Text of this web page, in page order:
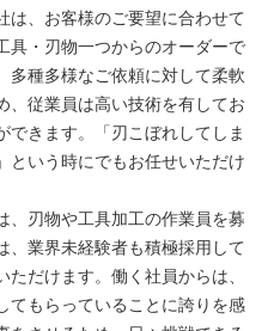
は、お客様のご要望に合わせて
具・刃物一つからのオーダーで
多種多様なご依頼に対して柔軟
、従業員は高い技術を有してお
できます。「刃こぼれしてしま
という時にでもお任せいただけ
、刃物や工具加工の作業員を募
、業界未経験者も積極採用して
だけます。働く社員からは、
てもらっていることに誇りを感